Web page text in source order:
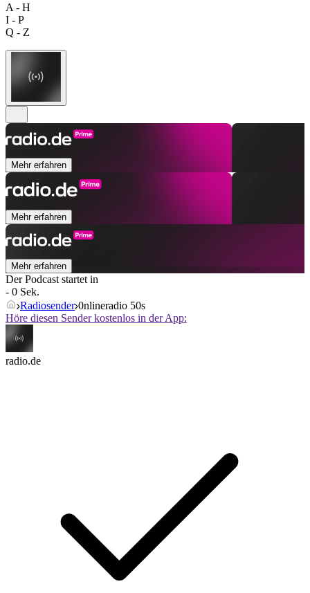
A - H
I - P
Q - Z
Mehr erfahren
Mehr erfahren
Mehr erfahren
Der Podcast startet in
- 0 Sek.
Radiosender 0nlineradio 50s
Höre diesen Sender kostenlos in der App:
radio.de